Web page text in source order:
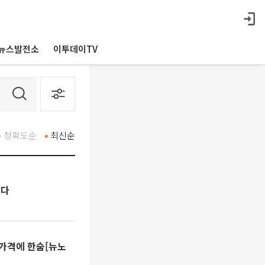
스발전소 이투데이TV
최신순
정확도순
격에 한숨[뉴노